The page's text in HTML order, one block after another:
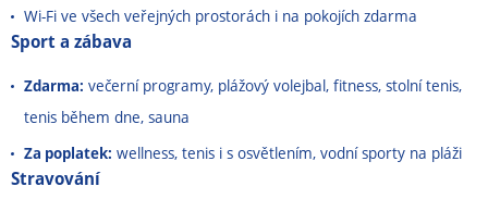
Wi-Fi ve všech veřejných prostorách i na pokojích zdarma
Sport a zábava
Zdarma: večerní programy, plážový volejbal, fitness, stolní tenis,
tenis během dne, sauna
Za poplatek: wellness, tenis i s osvětlením, vodní sporty na pláži
Stravování